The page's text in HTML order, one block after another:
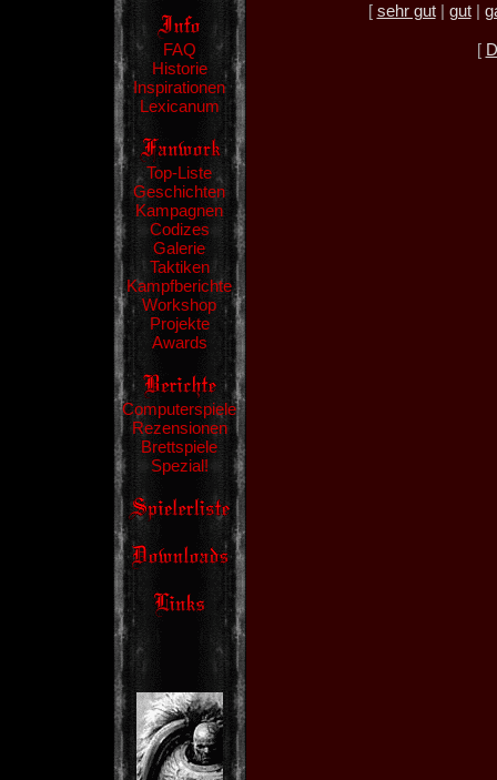
FAQ
Historie
Inspirationen
Lexicanum
Top-Liste
Geschichten
Kampagnen
Codizes
Galerie
Taktiken
Kampfberichte
Workshop
Projekte
Awards
Computerspiele
Rezensionen
Brettspiele
Spezial!
[ sehr gut| gut|
[